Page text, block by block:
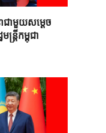
ាមួយសម្តេច
ត្រីកម្ពុជា